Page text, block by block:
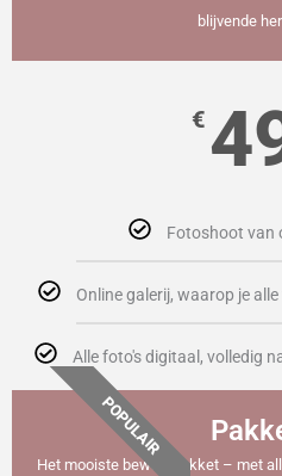
blijvende
€
Fotoshoot van
Online galerij, waarop je
Alle foto's digitaal, volledig
POPULAIR
Het mooiste bewaarpakket – met